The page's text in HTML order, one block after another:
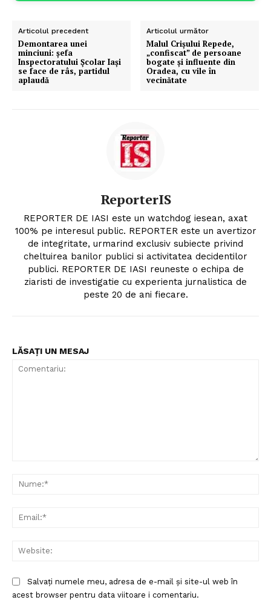
Articolul precedent
Demontarea unei
minciuni: șefa
Inspectoratului Școlar Iași
se face de râs, partidul
aplaudă
Articolul următor
Malul Crișului Repede,
„confiscat” de persoane
bogate și influente din
Oradea, cu vile în
vecinătate
ReporterIS
REPORTER DE IASI este un watchdog iesean, axat
100% pe interesul public. REPORTER este un avertizor
de integritate, urmarind exclusiv subiecte privind
cheltuirea banilor publici si activitatea decidentilor
publici. REPORTER DE IASI reuneste o echipa de
ziaristi de investigatie cu experienta jurnalistica de
peste 20 de ani fiecare.
LĂSAȚI UN MESAJ
Salvați numele meu, adresa de e-mail și site-ul web în
acest browser pentru data viitoare i comentariu.